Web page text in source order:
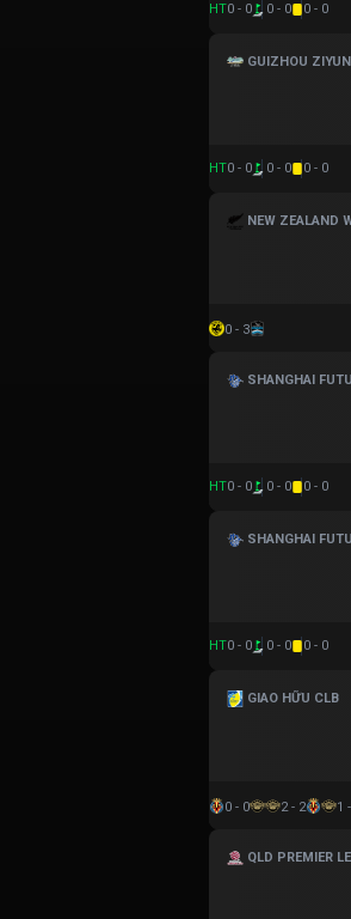
HT0 - 0 0 - 0 0 - 0
GUIZHOU ZIYUN "WUFENG CUP"
HT0 - 0 0 - 0 0 - 0
NEW ZEALAND WOMEN
0 - 3
SHANGHAI FUTURE
HT0 - 0 0 - 0 0 - 0
SHANGHAI FUTURE
HT0 - 0 0 - 0 0 - 0
GIAO HỮU CLB
0 - 0 2 - 2 1
QLD PREMIER